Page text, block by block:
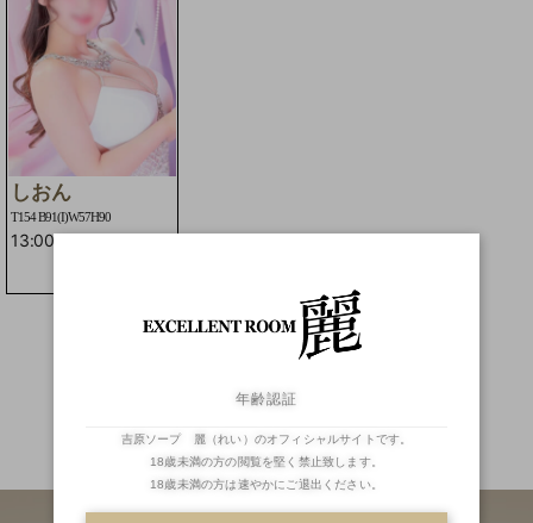
しおん
T154 B91(I)W57H90
13:00
二輪車 ランキング
年齢認証
吉原ソープ 麗（れい）のオフィシャルサイトです。
18歳未満の方の閲覧を堅く禁止致します。
18歳未満の方は速やかにご退出ください。